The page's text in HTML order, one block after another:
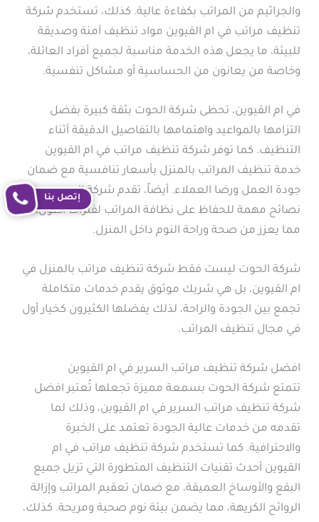
والجراثيم من المراتب بكفاءة عالية. كذلك، تستخدم شركة
تنظيف مراتب في ام القيوين مواد تنظيف آمنة وصديقة
للبيئة، ما يجعل هذه الخدمة مناسبة لجميع أفراد العائلة،
وخاصة من يعانون من الحساسية أو مشاكل تنفسية.
في ام القيوين، تحظى شركة الحوت بثقة كبيرة بفضل
التزامها بالمواعيد واهتمامها بالتفاصيل الدقيقة أثناء
التنظيف. كما توفر شركة تنظيف مراتب في ام القيوين
خدمة تنظيف المراتب بالمنزل بأسعار تنافسية مع ضمان
جودة العمل ورضا العملاء. أيضاً، تقدم شركة الحوت
نصائح مهمة للحفاظ على نظافة المراتب لفترات أطول،
مما يعزز من صحة وراحة النوم داخل المنزل.
شركة الحوت ليست فقط شركة تنظيف مراتب بالمنزل في
ام القيوين، بل هي شريك موثوق يقدم خدمات متكاملة
تجمع بين الجودة والراحة، لذلك يفضلها الكثيرون كخيار أول
في مجال تنظيف المراتب.
افضل شركة تنظيف مراتب السرير في ام القيوين
تتمتع شركة الحوت بسمعة مميزة تجعلها تُعتبر افضل
شركة تنظيف مراتب السرير في ام القيوين، وذلك لما
تقدمه من خدمات عالية الجودة تعتمد على الخبرة
والاحترافية. كما تستخدم شركة تنظيف مراتب في ام
القيوين أحدث تقنيات التنظيف المتطورة التي تزيل جميع
البقع والأوساخ العميقة، مع ضمان تعقيم المراتب وإزالة
الروائح الكريهة، مما يضمن بيئة نوم صحية ومريحة. كذلك،
إتصل بنا